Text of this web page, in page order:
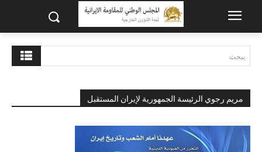
يبحث
مريم رجوي الرئيسة الجمهورية لإيران المستقبل